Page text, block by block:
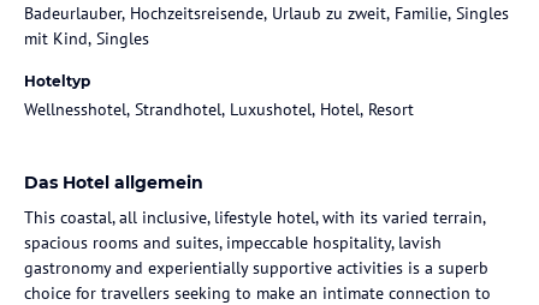
Badeurlauber, Hochzeitsreisende, Urlaub zu zweit, Familie, Singles
mit Kind, Singles
Hoteltyp
Wellnesshotel, Strandhotel, Luxushotel, Hotel, Resort
Das Hotel allgemein
This coastal, all inclusive, lifestyle hotel, with its varied terrain,
spacious rooms and suites, impeccable hospitality, lavish
gastronomy and experientially supportive activities is a superb
choice for travellers seeking to make an intimate connection to